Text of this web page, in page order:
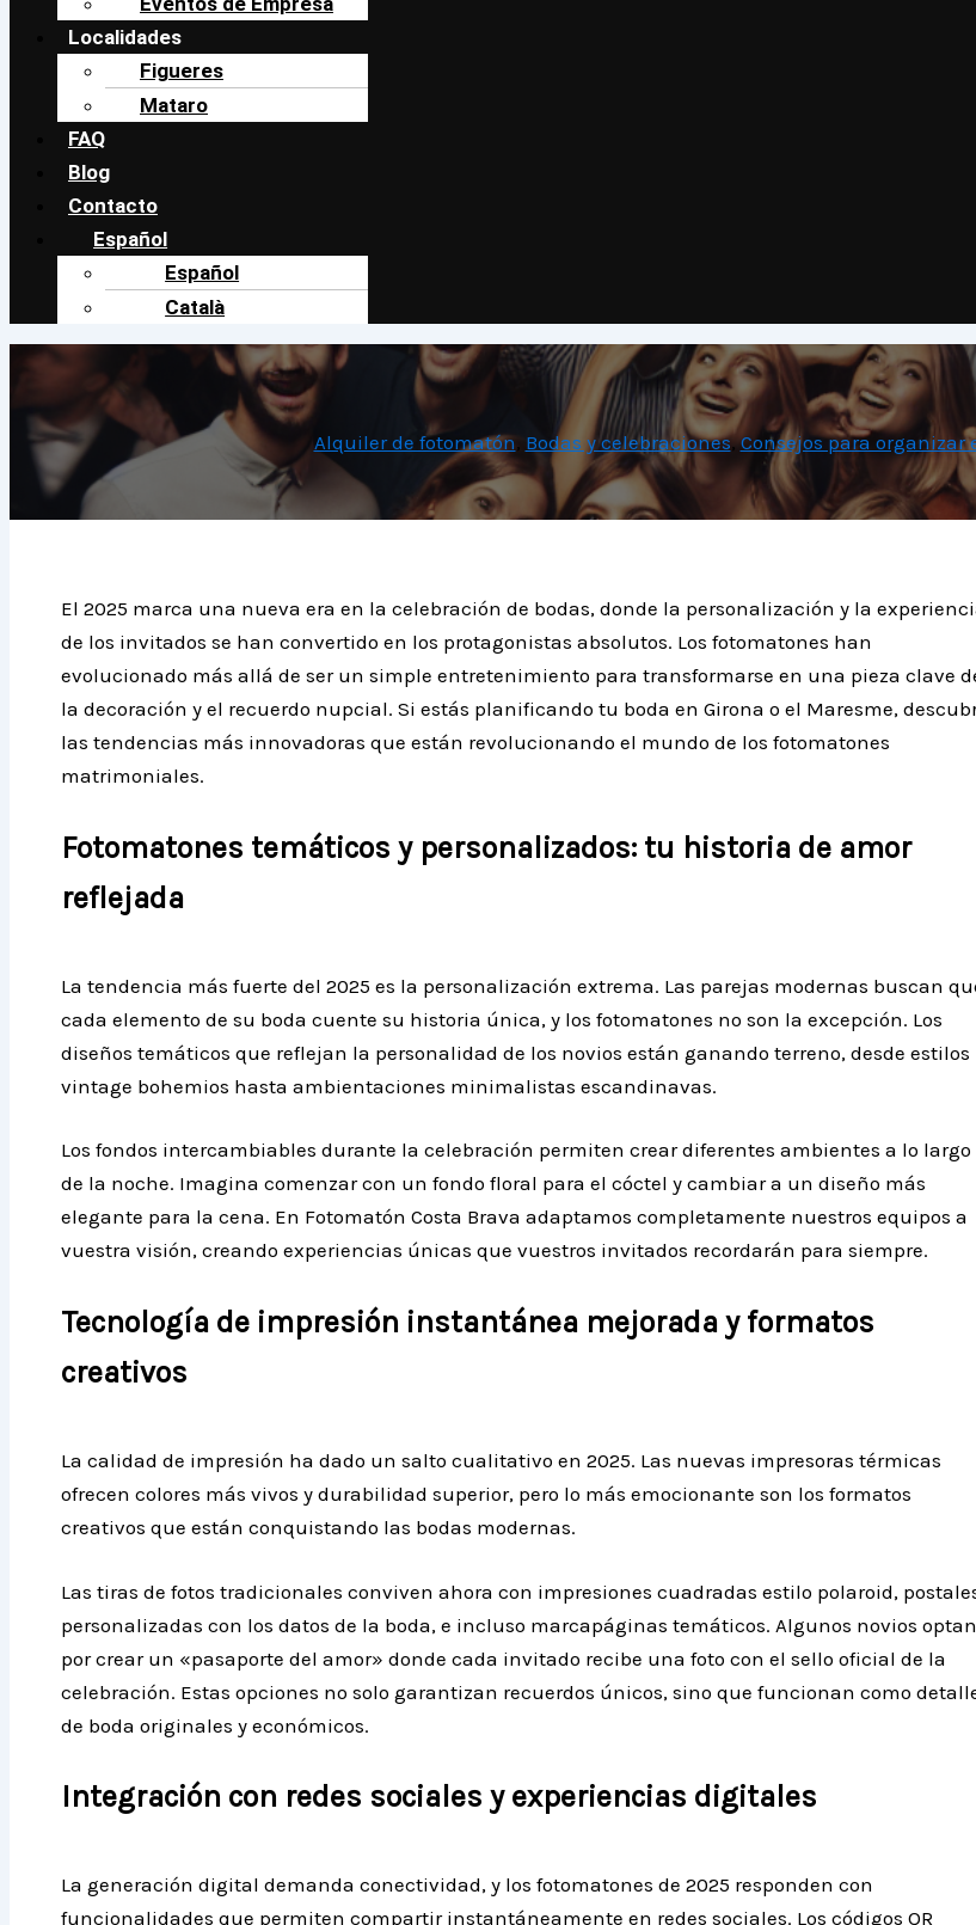
Localidades
Figueres
Mataro
FAQ
Blog
Contacto
Español
Español
Català
Alquiler de fotomatón, Bodas y celebraciones,Consejos para organizar
El 2025 marca una nueva era en la celebración de bodas, donde la personalización y la
de los invitados se han convertido en los protagonistas absolutos. Los fotomatones han
evolucionado más allá de ser un simple entretenimiento para transformarse en una pieza clave
la decoración y el recuerdo nupcial. Si estás planificando tu boda en Girona o el Maresme,
las tendencias más innovadoras que están revolucionando el mundo de los fotomatones
matrimoniales.
Fotomatones temáticos y personalizados: tu historia de amor
reflejada
La tendencia más fuerte del 2025 es la personalización extrema. Las parejas modernas buscan
cada elemento de su boda cuente su historia única, y los fotomatones no son la excepción. Los
diseños temáticos que reflejan la personalidad de los novios están ganando terreno, desde estilos
vintage bohemios hasta ambientaciones minimalistas escandinavas.
Los fondos intercambiables durante la celebración permiten crear diferentes ambientes a lo largo
de la noche. Imagina comenzar con un fondo floral para el cóctel y cambiar a un diseño más
elegante para la cena. En Fotomatón Costa Brava adaptamos completamente nuestros equipos a
vuestra visión, creando experiencias únicas que vuestros invitados recordarán para siempre.
Tecnología de impresión instantánea mejorada y formatos
creativos
La calidad de impresión ha dado un salto cualitativo en 2025. Las nuevas impresoras térmicas
ofrecen colores más vivos y durabilidad superior, pero lo más emocionante son los formatos
creativos que están conquistando las bodas modernas.
Las tiras de fotos tradicionales conviven ahora con impresiones cuadradas estilo polaroid,
personalizadas con los datos de la boda, e incluso marcapáginas temáticos. Algunos novios optan
por crear un «pasaporte del amor» donde cada invitado recibe una foto con el sello oficial de la
celebración. Estas opciones no solo garantizan recuerdos únicos, sino que funcionan como
de boda originales y económicos.
Integración con redes sociales y experiencias digitales
La generación digital demanda conectividad, y los fotomatones de 2025 responden con
funcionalidades que permiten compartir instantáneamente en redes sociales. Los códigos QR